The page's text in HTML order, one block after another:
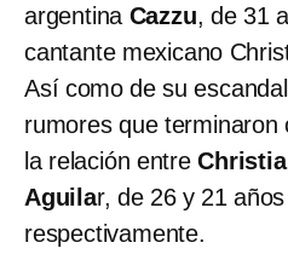
argentina Cazzu, de 31
cantante mexicano
Así como de su
rumores que
la relación entre
Aguilar, de 26 y 21
respectivamente.